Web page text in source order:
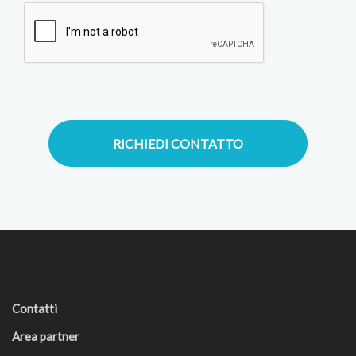
RICHIEDI CONTATTO
Contatti
Area partner